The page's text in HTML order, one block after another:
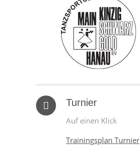
Turnier
Auf einen Klick
Trainingsplan Turnier